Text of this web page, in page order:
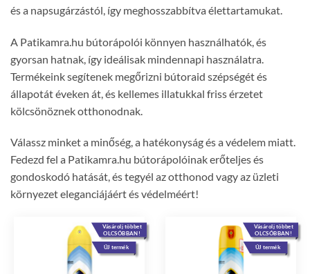
és a napsugárzástól, így meghosszabbítva élettartamukat.
A Patikamra.hu bútorápolói könnyen használhatók, és
gyorsan hatnak, így ideálisak mindennapi használatra.
Termékeink segítenek megőrizni bútoraid szépségét és
állapotát éveken át, és kellemes illatukkal friss érzetet
kölcsönöznek otthonodnak.
Válassz minket a minőség, a hatékonyság és a védelem miatt.
Fedezd fel a Patikamra.hu bútorápolóinak erőteljes és
gondoskodó hatását, és tegyél az otthonod vagy az üzleti
környezet eleganciájáért és védelméért!
Vásárolj többet
OLCSÓBBAN!
ÚJ termék
Vásárolj többet
OLCSÓBBAN!
ÚJ termék